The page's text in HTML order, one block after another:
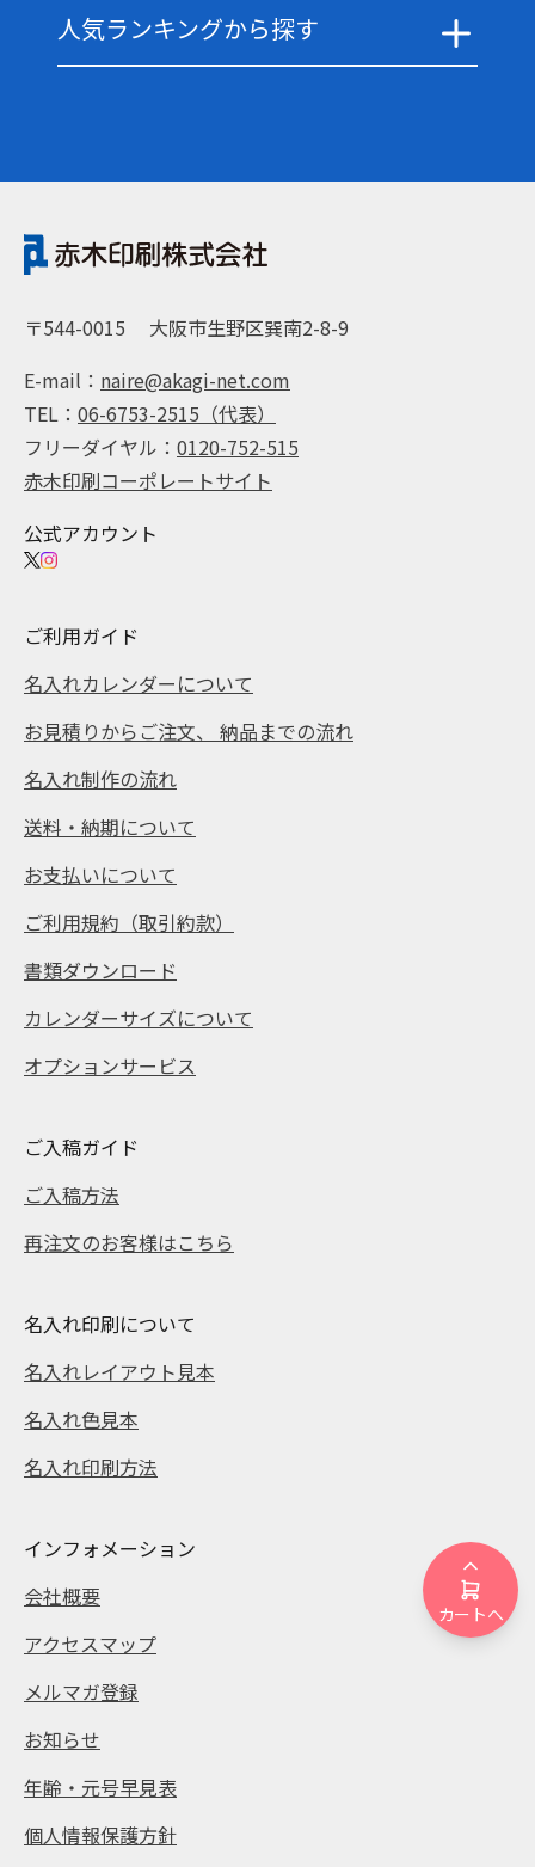
カートへ
人気ランキングから探す
〒544-0015
大阪市生野区巽南2-8-9
E-mail： naire@akagi-net.com
TEL： 06-6753-2515（代表）
フリーダイヤル： 0120-752-515
赤木印刷コーポレートサイト
公式アカウント
ご利用ガイド
名入れカレンダーについて
お見積りからご注文、 納品までの流れ
名入れ制作の流れ
送料・納期について
お支払いについて
ご利用規約（取引約款）
書類ダウンロード
カレンダーサイズについて
オプションサービス
ご入稿ガイド
ご入稿方法
再注文のお客様はこちら
名入れ印刷について
名入れレイアウト見本
名入れ色見本
名入れ印刷方法
インフォメーション
会社概要
アクセスマップ
メルマガ登録
お知らせ
年齢・元号早見表
個人情報保護方針